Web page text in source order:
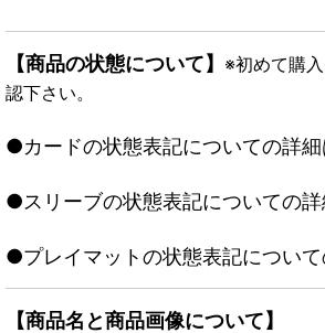
【商品の状態について】 ※初めて購
認下さい。
●カードの状態表記についての詳細
●スリーブの状態表記についての詳
●プレイマットの状態表記につい
【商品名と商品画像について】